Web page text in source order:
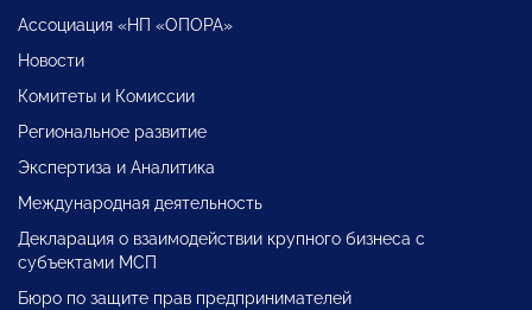
Ассоциация «НП «ОПОРА»
Новости
Комитеты и Комиссии
Региональное развитие
Экспертиза и Аналитика
Международная деятельность
Декларация о взаимодействии крупного бизнеса с
субъектами МСП
Бюро по защите прав предпринимателей